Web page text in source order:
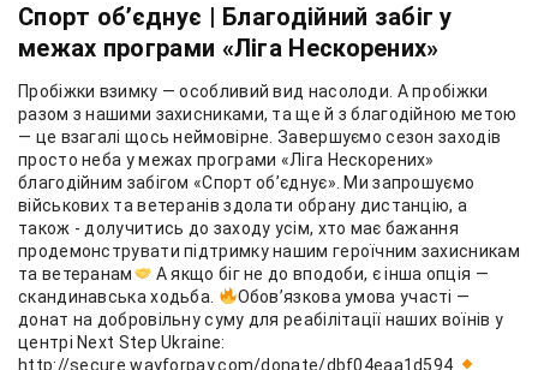
Спорт обʼєднує | Благодійний забіг у
межах програми «Ліга Нескорених»
Пробіжки взимку — особливий вид насолоди. А пробіжки
разом з нашими захисниками, та ще й з благодійною метою
— це взагалі щось неймовірне. Завершуємо сезон заходів
просто неба у межах програми «Ліга Нескорених»
благодійним забігом «Спорт обʼєднує». Ми запрошуємо
військових та ветеранів здолати обрану дистанцію, а
також - долучитись до заходу усім, хто має бажання
продемонструвати підтримку нашим героїчним захисникам
та ветеранам
А якщо біг не до вподоби, є інша опція —
скандинавська ходьба.
Обовʼязкова умова участі —
донат на добровільну суму для реабілітації наших воїнів у
центрі Next Step Ukraine:
http://secure.wayforpay.com/donate/dbf04eaa1d594